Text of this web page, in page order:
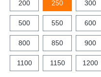
200 250 300
500 550 600
800 850 900
1100 1150 1200